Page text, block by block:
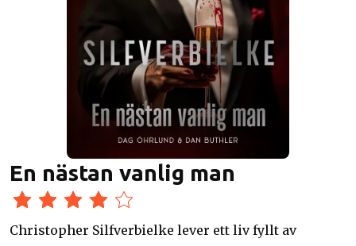
En nästan vanlig man
Christopher Silfverbielke lever ett liv fyllt av